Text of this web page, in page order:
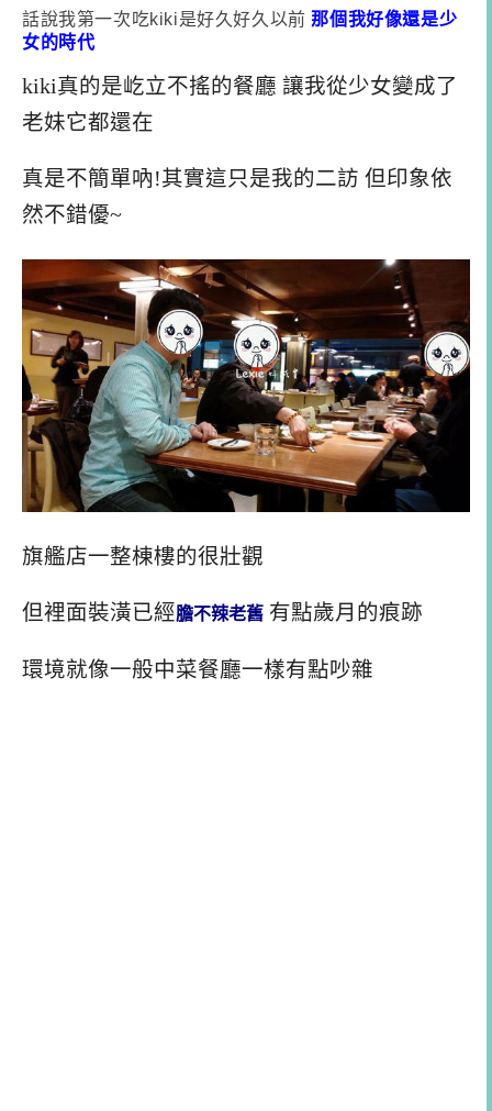
話說我第一次吃kiki是好久好久以前 那個我好像還是少
女的時代
kiki真的是屹立不搖的餐廳 讓我從少女變成了
老妹它都還在
真是不簡單吶!其實這只是我的二訪 但印象依
然不錯優~
旗艦店一整棟樓的很壯觀
但裡面裝潢已經膽不辣老舊 有點歲月的痕跡
環境就像一般中菜餐廳一樣有點吵雜